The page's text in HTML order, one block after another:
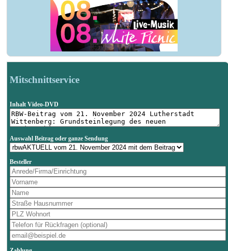
Mitschnittservice
Inhalt Video-DVD
Auswahl Beitrag oder ganze Sendung
Besteller